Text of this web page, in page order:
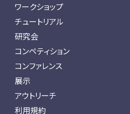
ワークショップ
チュートリアル
研究会
コンペティション
コンファレンス
展示
アウトリーチ
利用規約